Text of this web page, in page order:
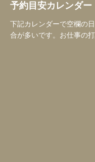
予約目安カレンダー
下記カレンダーで空欄の
合が多いです。お仕事の